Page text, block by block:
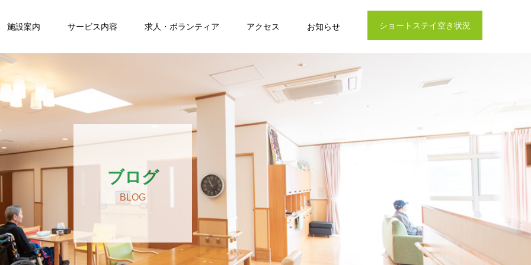
ショートステイ空き状況
施設案内 サービス内容 求人・ボランティア アクセス お知らせ
ブログ
BLOG